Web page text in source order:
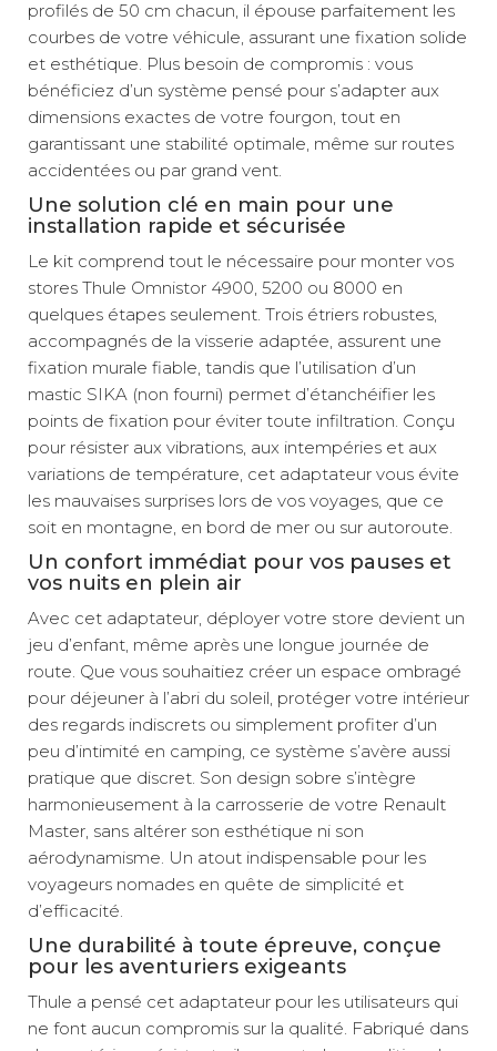
profilés de 50 cm chacun, il épouse parfaitement les
courbes de votre véhicule, assurant une fixation solide
et esthétique. Plus besoin de compromis : vous
bénéficiez d’un système pensé pour s’adapter aux
dimensions exactes de votre fourgon, tout en
garantissant une stabilité optimale, même sur routes
accidentées ou par grand vent.
Une solution clé en main pour une
installation rapide et sécurisée
Le kit comprend tout le nécessaire pour monter vos
stores Thule Omnistor 4900, 5200 ou 8000 en
quelques étapes seulement. Trois étriers robustes,
accompagnés de la visserie adaptée, assurent une
fixation murale fiable, tandis que l’utilisation d’un
mastic SIKA (non fourni) permet d’étanchéifier les
points de fixation pour éviter toute infiltration. Conçu
pour résister aux vibrations, aux intempéries et aux
variations de température, cet adaptateur vous évite
les mauvaises surprises lors de vos voyages, que ce
soit en montagne, en bord de mer ou sur autoroute.
Un confort immédiat pour vos pauses et
vos nuits en plein air
Avec cet adaptateur, déployer votre store devient un
jeu d’enfant, même après une longue journée de
route. Que vous souhaitiez créer un espace ombragé
pour déjeuner à l’abri du soleil, protéger votre intérieur
des regards indiscrets ou simplement profiter d’un
peu d’intimité en camping, ce système s’avère aussi
pratique que discret. Son design sobre s’intègre
harmonieusement à la carrosserie de votre Renault
Master, sans altérer son esthétique ni son
aérodynamisme. Un atout indispensable pour les
voyageurs nomades en quête de simplicité et
d’efficacité.
Une durabilité à toute épreuve, conçue
pour les aventuriers exigeants
Thule a pensé cet adaptateur pour les utilisateurs qui
ne font aucun compromis sur la qualité. Fabriqué dans